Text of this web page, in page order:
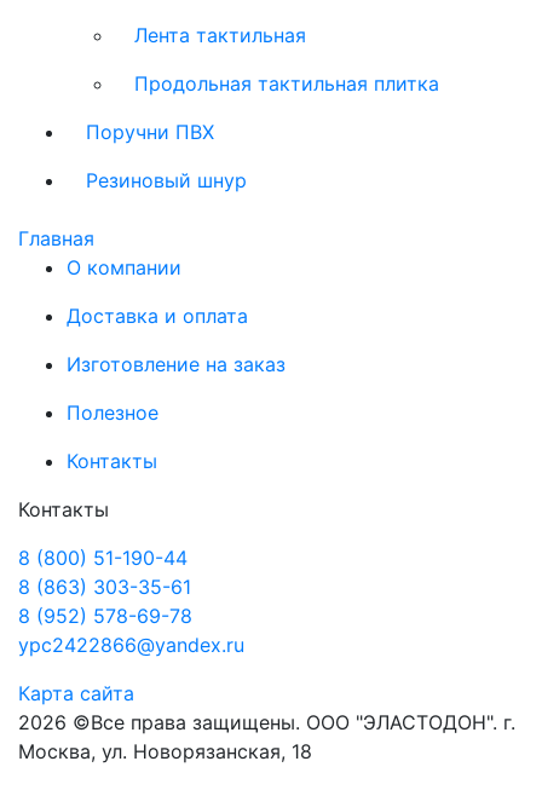
Лента тактильная
Продольная тактильная плитка
Поручни ПВХ
Резиновый шнур
Главная
О компании
Доставка и оплата
Изготовление на заказ
Полезное
Контакты
Контакты
8 (800) 51-190-44
8 (863) 303-35-61
8 (952) 578-69-78
ypc2422866@yandex.ru
Карта сайта
2026 ©Все права защищены. ООО "ЭЛАСТОДОН". г.
Москва, ул. Новорязанская, 18